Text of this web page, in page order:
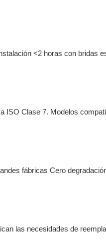
<2 horas con bridas
ISO Clase 7. Modelos
fábricas Cero
las necesidades de